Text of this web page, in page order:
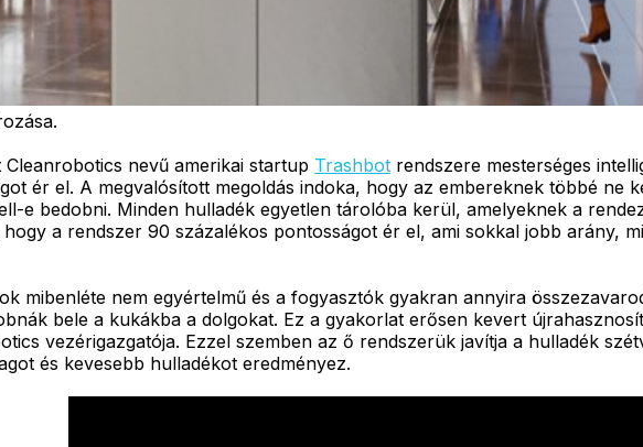
nevű amerikai startup Trashbot rendszere mesterséges
ér el. A megvalósított megoldás indoka, hogy az embereknek többé ne
e bedobni. Minden hulladék egyetlen tárolóba kerül, amelyeknek a
a rendszer 90 százalékos pontosságot ér el, ami sokkal jobb arány,
mibenléte nem egyértelmű és a fogyasztók gyakran annyira
bele a kukákba a dolgokat. Ez a gyakorlat erősen kevert
vezérigazgatója. Ezzel szemben az ő rendszerük javítja a hulladék
és kevesebb hulladékot eredményez.